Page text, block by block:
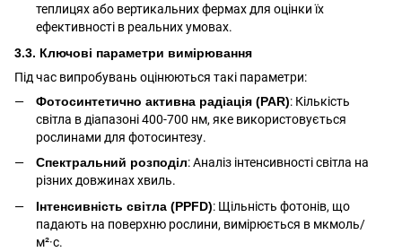
теплицях або вертикальних фермах для оцінки їх
ефективності в реальних умовах.
3.3. Ключові параметри вимірювання
Під час випробувань оцінюються такі параметри:
Фотосинтетично активна радіація (PAR): Кількість
світла в діапазоні 400-700 нм, яке використовується
рослинами для фотосинтезу.
Спектральний розподіл: Аналіз інтенсивності світла на
різних довжинах хвиль.
Інтенсивність світла (PPFD): Щільність фотонів, що
падають на поверхню рослини, вимірюється в мкмоль/
м²·с.